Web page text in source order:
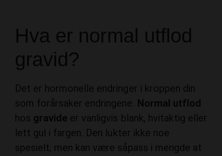
Hva er normal utflod
gravid?
Det er hormonelle endringer i kroppen din
som forårsaker endringene. Normal utflod
hos gravide er vanligvis blank, hvitaktig eller
lett gul i fargen. Den lukter ikke noe
spesielt, men kan være såpass i mengde at